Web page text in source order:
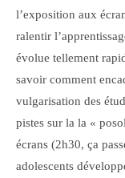
l’exposition aux
ralentir
évolue tellement
savoir comment
vulgarisation des
pistes sur la la «
écrans (2h30, ça
adolescents